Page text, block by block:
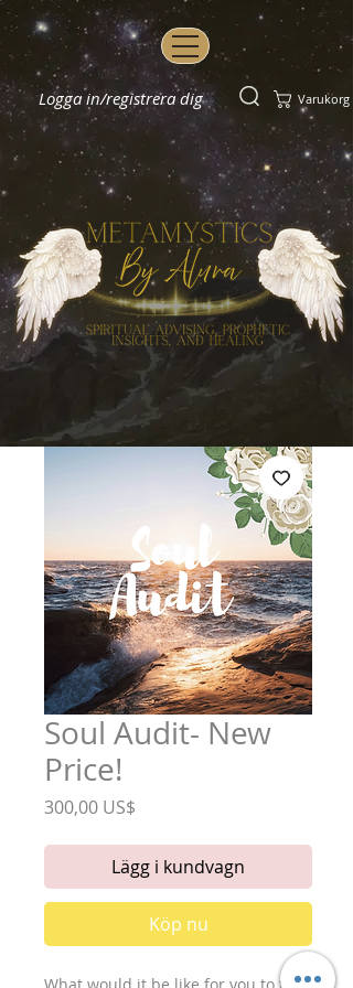
Logga in/registrera dig Varukorg
Soul Audit- New
Price!
300,00 US$
Lägg i kundvagn
Köp nu